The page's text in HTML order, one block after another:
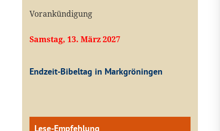
Vorankündigung
Samstag, 13. März 2027
Endzeit-Bibeltag in Markgröningen
Lese-Empfehlung